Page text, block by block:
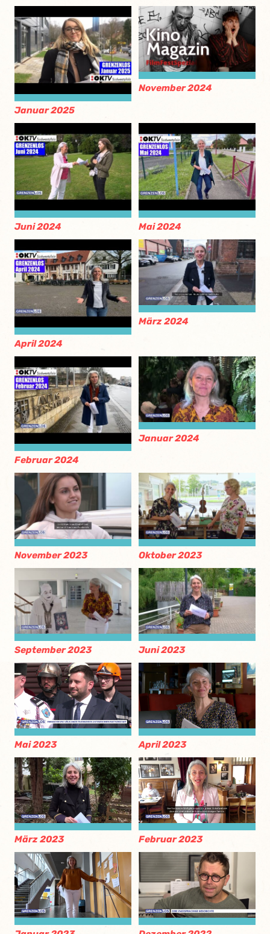
Januar 2025
November 2024
Juni 2024 Mai 2024
April 2024
März 2024
Februar 2024
Januar 2024
November 2023 Oktober 2023
September 2023 Juni 2023
Mai 2023 April 2023
März 2023 Februar 2023